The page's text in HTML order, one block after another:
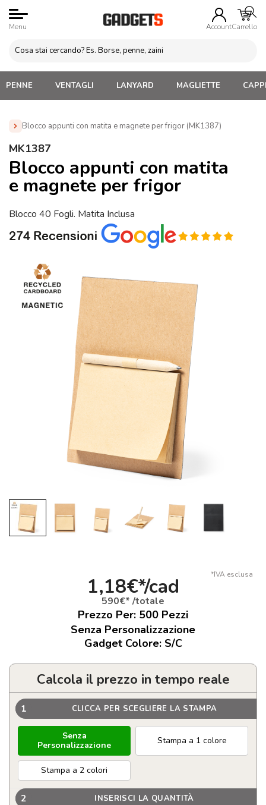
Menu AccountCarrello
PENNE VENTAGLI LANYARD MAGLIETTE
Blocco appunti con matita e magnete per frigor (MK1387)
Home »
frigor (MK1387)
MK1387
Blocco appunti con matita
e magnete per frigor
Blocco 40 Fogli. Matita Inclusa
*IVA esclusa
1,18€*/cad
590€* /totale
Prezzo Per: 500 Pezzi
Senza Personalizzazione
Gadget Colore: S/C
Calcola il prezzo in tempo reale
1 CLICCA PER SCEGLIERE LA STAMPA
Senza
Personalizzazione
Stampa a 1 colore
Stampa a 2 colori
2 INSERISCI LA QUANTITÀ